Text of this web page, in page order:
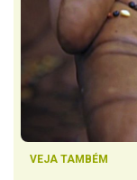
VEJA TAMBÉM